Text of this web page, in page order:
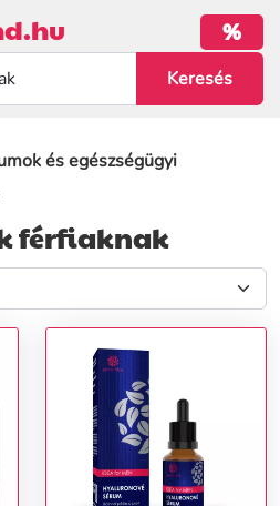
%
és egészségügyi
férfiaknak